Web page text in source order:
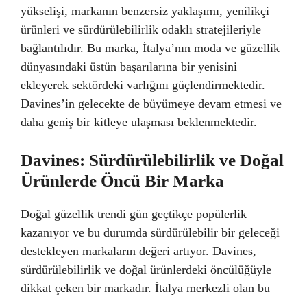
yükselişi, markanın benzersiz yaklaşımı, yenilikçi
ürünleri ve sürdürülebilirlik odaklı stratejileriyle
bağlantılıdır. Bu marka, İtalya’nın moda ve güzellik
dünyasındaki üstün başarılarına bir yenisini
ekleyerek sektördeki varlığını güçlendirmektedir.
Davines’in gelecekte de büyümeye devam etmesi ve
daha geniş bir kitleye ulaşması beklenmektedir.
Davines: Sürdürülebilirlik ve Doğal
Ürünlerde Öncü Bir Marka
Doğal güzellik trendi gün geçtikçe popülerlik
kazanıyor ve bu durumda sürdürülebilir bir geleceği
destekleyen markaların değeri artıyor. Davines,
sürdürülebilirlik ve doğal ürünlerdeki öncülüğüyle
dikkat çeken bir markadır. İtalya merkezli olan bu